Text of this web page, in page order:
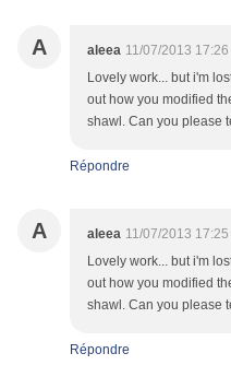
A aleea 11/07/2013 17:26
Lovely work... but i'm
out how you modified
shawl. Can you please
Répondre
A aleea 11/07/2013 17:25
Lovely work... but i'm
out how you modified
shawl. Can you please
Répondre